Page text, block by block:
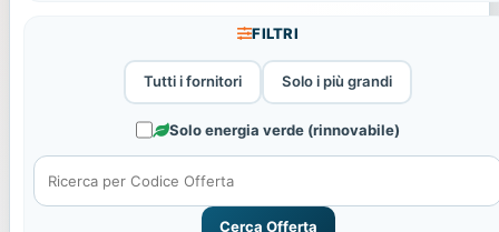
FILTRI
Tutti i fornitori Solo i più grandi
Solo energia verde (rinnovabile)
Cerca Offerta